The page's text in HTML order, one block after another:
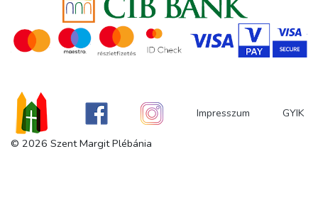
Impresszum GYIK
© 2026 Szent Margit Plébánia